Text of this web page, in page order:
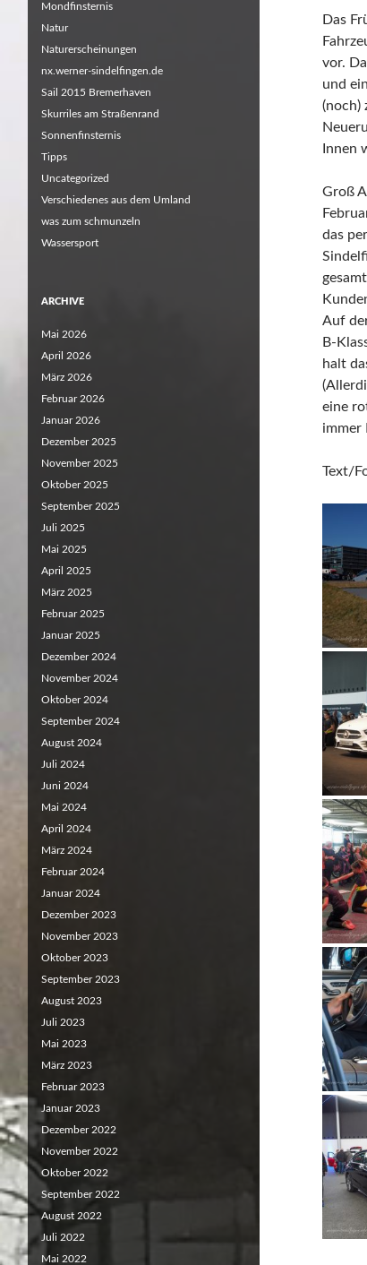
Das
vor.
und
(noch)
Innen
Groß
das
Auf
B-
halt
eine
immer
Text/
Mondfinsternis
Natur
Naturerscheinungen
nx.werner-sindelfingen.de
Sail 2015 Bremerhaven
Skurriles am Straßenrand
Sonnenfinsternis
Tipps
Uncategorized
Verschiedenes aus dem Umland
was zum schmunzeln
Wassersport
ARCHIVE
Mai 2026
April 2026
März 2026
Februar 2026
Januar 2026
Dezember 2025
November 2025
Oktober 2025
September 2025
Juli 2025
Mai 2025
April 2025
März 2025
Februar 2025
Januar 2025
Dezember 2024
November 2024
Oktober 2024
September 2024
August 2024
Juli 2024
Juni 2024
Mai 2024
April 2024
März 2024
Februar 2024
Januar 2024
Dezember 2023
November 2023
Oktober 2023
September 2023
August 2023
Juli 2023
Mai 2023
März 2023
Februar 2023
Januar 2023
Dezember 2022
November 2022
Oktober 2022
September 2022
August 2022
Juli 2022
Mai 2022